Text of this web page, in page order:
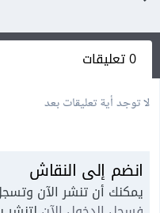
0 تعليقات
لا توجد أية تعليقات بعد
انضم إلى النقاش
يمكنك أن تنشر الآن